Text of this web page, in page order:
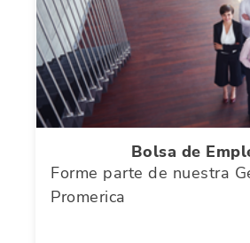
Bolsa de
Forme parte de nuestra
Promerica